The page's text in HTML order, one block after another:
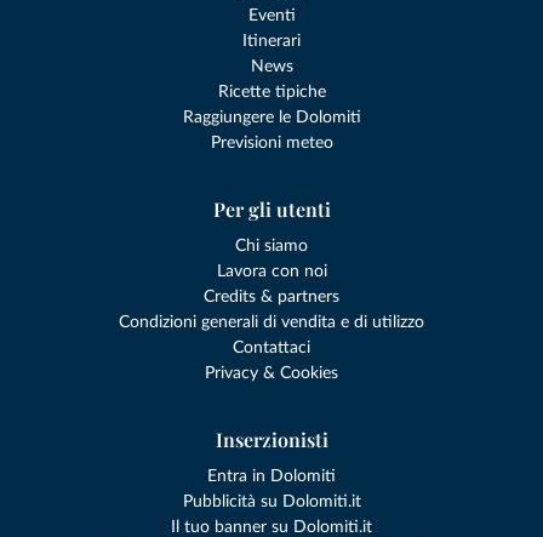
Eventi
Itinerari
News
Ricette tipiche
Raggiungere le Dolomiti
Previsioni meteo
Per gli utenti
Chi siamo
Lavora con noi
Credits & partners
Condizioni generali di vendita e di utilizzo
Contattaci
Privacy & Cookies
Inserzionisti
Entra in Dolomiti
Pubblicità su Dolomiti.it
Il tuo banner su Dolomiti.it